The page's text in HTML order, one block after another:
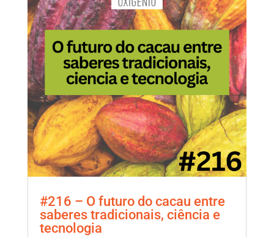
#216 – O futuro do cacau entre
saberes tradicionais, ciência e
tecnologia